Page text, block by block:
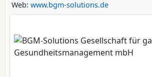
Web: www.bgm-solutions.de